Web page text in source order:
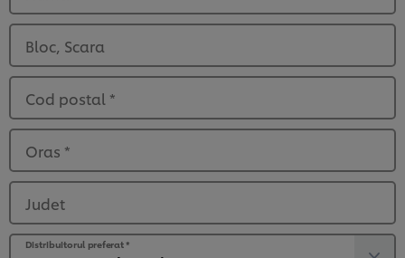
Bloc, Scara
Cod postal *
Oras *
Judet
Distribuitorul preferat*